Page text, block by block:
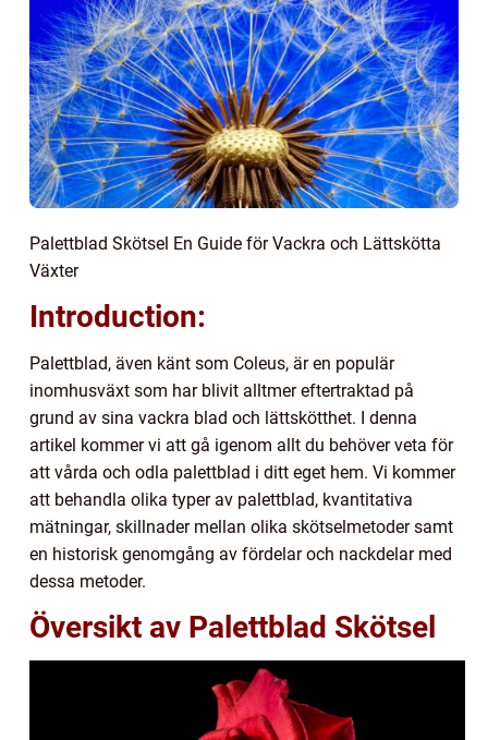
Palettblad Skötsel En Guide för Vackra och Lättskötta
Växter
Introduction:
Palettblad, även känt som Coleus, är en populär
inomhusväxt som har blivit alltmer eftertraktad på
grund av sina vackra blad och lättskötthet. I denna
artikel kommer vi att gå igenom allt du behöver veta för
att vårda och odla palettblad i ditt eget hem. Vi kommer
att behandla olika typer av palettblad, kvantitativa
mätningar, skillnader mellan olika skötselmetoder samt
en historisk genomgång av fördelar och nackdelar med
dessa metoder.
Översikt av Palettblad Skötsel